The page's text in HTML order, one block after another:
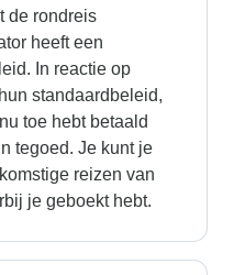
de rondreis
heeft een
In reactie op
standaardbeleid,
toe hebt betaald
tegoed. Je kunt je
reizen van
je geboekt hebt.